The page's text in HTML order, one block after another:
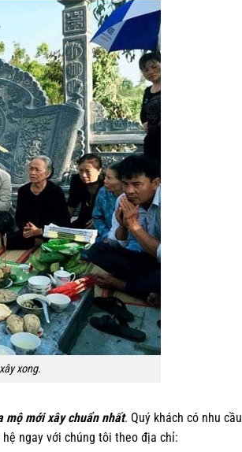
xong.
mộ mới xây chuẩn nhất. Quý khách có nhu cầu
ngay với chúng tôi theo địa chỉ: